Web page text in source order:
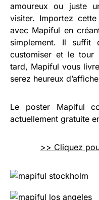
amoureux
ou juste
visiter. Importez
avec Mapiful en
simplement. Il suffit
customiser et le tour
tard, Mapiful vous
serez heureux
Le poster Mapiful
actuellement gratuite
>> Cliquez